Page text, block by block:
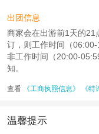
出团信息
商家会在出游前1天的21
订，则工作时间（
非工作时间（20:00-
知。
查看 《工商执照信息》 《
温馨提示